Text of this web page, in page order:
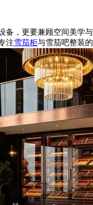
备，更要兼顾空间美学
注雪茄柜与雪茄吧整装